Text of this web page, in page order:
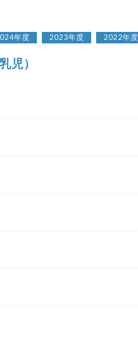
年度 2023年度 2022年度
児）